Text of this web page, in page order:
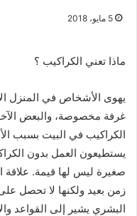
5 مايو، 2018
ماذا تعني الكراكيب ؟
يهوى الأشخاص في المنزل
غرفة مخصوصة، والبعض
الكراكيب في البيت بسبب
يستطيعون العمل بدون
صغيرة ليس لها قيمة. علاقة
زمن بعيد ولكنها لا تحصل
البشري يشير إلى القواعد